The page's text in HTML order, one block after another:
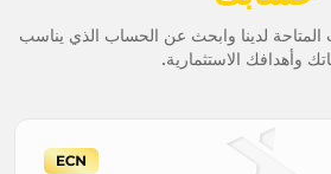
لدينا وابحث عن الحساب الذي يناسب
وأهدافك الاستثمارية.